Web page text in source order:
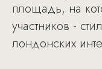
площадь, на
участников -
лондонских